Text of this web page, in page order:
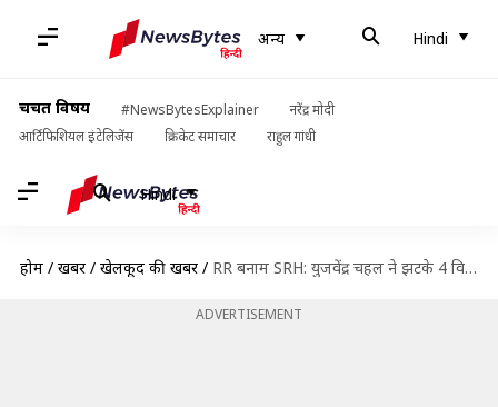
अन्य Hindi
चर्चित विषय #NewsBytesExplainer
नरेंद्र मोदी
आर्टिफिशियल इंटेलिजेंस
क्रिकेट समाचार राहुल गांधी
Hindi
होम / खबरें / खेलकूद की खबरें / RR बनाम SRH: युजवेंद्र चहल ने झटके 4 विकेट, जानिए उनके आंकड़े
ADVERTISEMENT